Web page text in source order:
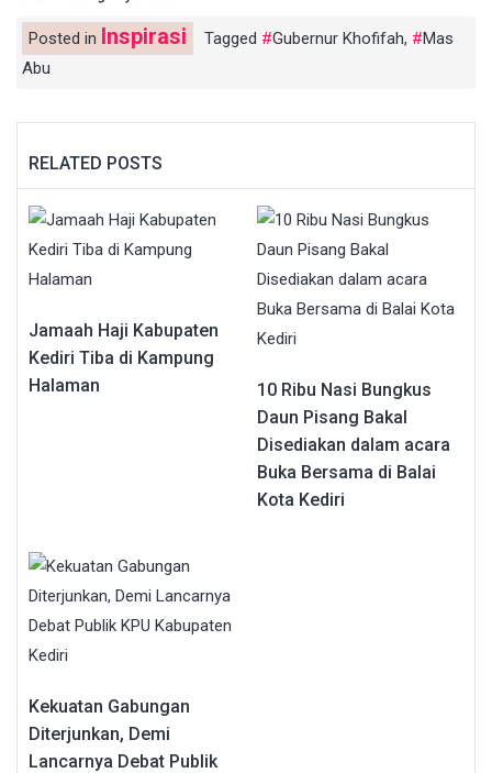
Posted in Inspirasi Tagged Gubernur Khofifah,
Mas
Abu
RELATED POSTS
Jamaah Haji Kabupaten
Kediri Tiba di Kampung
Halaman
10 Ribu Nasi Bungkus
Daun Pisang Bakal
Disediakan dalam acara
Buka Bersama di Balai
Kota Kediri
Kekuatan Gabungan
Diterjunkan, Demi
Lancarnya Debat Publik